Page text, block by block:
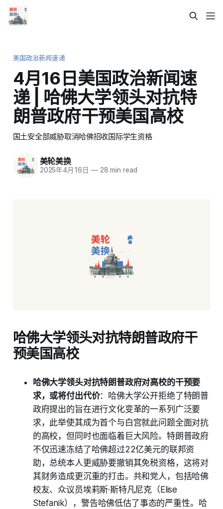
美国政治新闻速递
4月16日美国政治新闻速
递 | 哈佛大学领头对抗特
朗普政府干预美国高校
国土安全部威胁取消哈佛招收国际学生资格
美轮美换
2025年4月16日 —28 min read
哈佛大学领头对抗特朗普政府干
预美国高校
哈佛大学领头对抗特朗普政府对高校的干预要
求，或将付出代价：哈佛大学公开拒绝了特朗普
政府提出的旨在进行文化变革的一系列广泛要
求，此举使其成为首个与白宫就此问题全面对抗
的高校，但同时也面临着巨大风险。特朗普政府
不仅迅速冻结了哈佛超过22亿美元的联邦资
助，总统本人更威胁要撤销其免税资格，这将对
其财务造成更沉重的打击。共和党人，包括哈佛
校友、众议员埃莉斯·斯特凡尼克（Elise
Stefanik），警告哈佛低估了事态的严重性。哈